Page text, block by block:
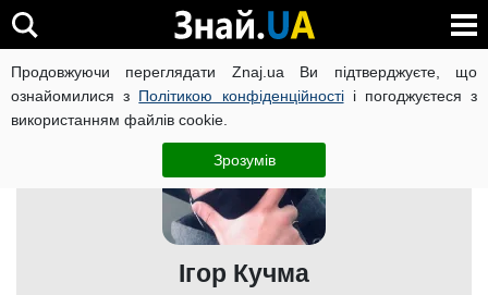
Продовжуючи переглядати Znaj.ua Ви підтверджуєте, що
ознайомилися з Політикою конфіденційностіі погоджуєтеся з
використанням файлів cookie.
Зрозумів
Ігор Кучма